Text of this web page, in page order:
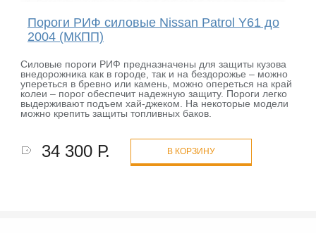
Пороги РИФ силовые Nissan Patrol Y61 до
2004 (MКПП)
Силовые пороги РИФ предназначены для защиты кузова
внедорожника как в городе, так и на бездорожье – можно
упереться в бревно или камень, можно опереться на край
колеи – порог обеспечит надежную защиту. Пороги легко
выдерживают подъем хай-джеком. На некоторые модели
можно крепить защиты топливных баков.
34 300 Р. В КОРЗИНУ